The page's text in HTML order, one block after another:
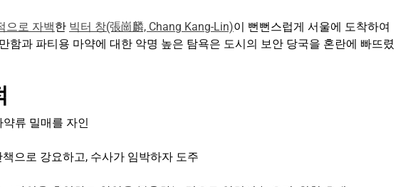
으로 자백한 빅터 창(張崗麟, Chang Kang-Lin)이 뻔뻔스럽게 서울에 도착하여
함과 파티용 마약에 대한 악명 높은 탐욕은 도시의 보안 당국을 혼란에 빠뜨렸
류 밀매를 자인
으로 강요하고, 수사가 임박하자 도주